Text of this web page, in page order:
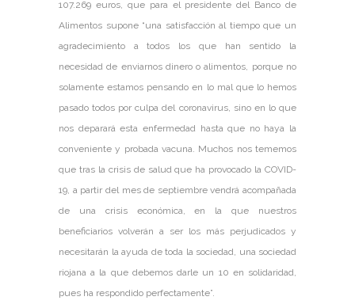
107.269 euros, que para el presidente del Banco de
Alimentos supone “una satisfacción al tiempo que un
agradecimiento a todos los que han sentido la
necesidad de enviarnos dinero o alimentos, porque no
solamente estamos pensando en lo mal que lo hemos
pasado todos por culpa del coronavirus, sino en lo que
nos deparará esta enfermedad hasta que no haya la
conveniente y probada vacuna. Muchos nos tememos
que tras la crisis de salud que ha provocado la COVID-
19, a partir del mes de septiembre vendrá acompañada
de una crisis económica, en la que nuestros
beneficiarios volverán a ser los más perjudicados y
necesitarán la ayuda de toda la sociedad, una sociedad
riojana a la que debemos darle un 10 en solidaridad,
pues ha respondido perfectamente”.